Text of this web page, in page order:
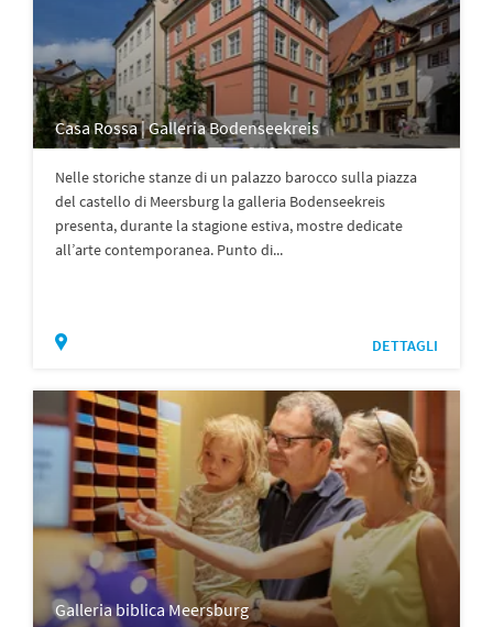
Casa Rossa | Galleria Bodenseekreis
Nelle storiche stanze di un palazzo barocco sulla piazza
del castello di Meersburg la galleria Bodenseekreis
presenta, durante la stagione estiva, mostre dedicate
all’arte contemporanea. Punto di...
DETTAGLI
Galleria biblica Meersburg